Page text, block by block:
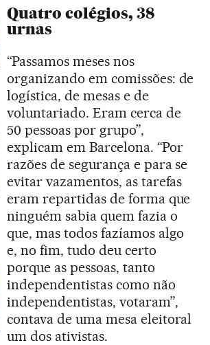
Quatro colégios, 38
urnas
“Passamos meses nos
organizando em comissões: de
logística, de mesas e de
voluntariado. Eram cerca de
50 pessoas por grupo”,
explicam em Barcelona. “Por
razões de segurança e para se
evitar vazamentos, as tarefas
eram repartidas de forma que
ninguém sabia quem fazia o
que, mas todos fazíamos algo
e, no fim, tudo deu certo
porque as pessoas, tanto
independentistas como não
independentistas, votaram”,
contava de uma mesa eleitoral
um dos ativistas.